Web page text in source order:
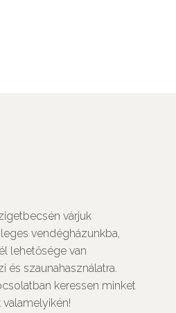
várjuk
vendégházunkba,
lehetősége van
és szaunahasználatra.
keressen minket